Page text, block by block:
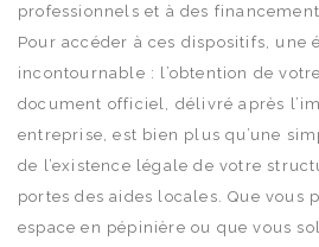
professionnels et à des
Pour accéder à ces dispositifs, une
incontournable : l’obtention de votre
document officiel, délivré après
entreprise, est bien plus qu’une
de l’existence légale de votre
portes des aides locales. Que vous
espace en pépinière ou que vous